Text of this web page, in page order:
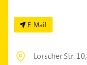
E-Mail
Lorscher Str. 10,